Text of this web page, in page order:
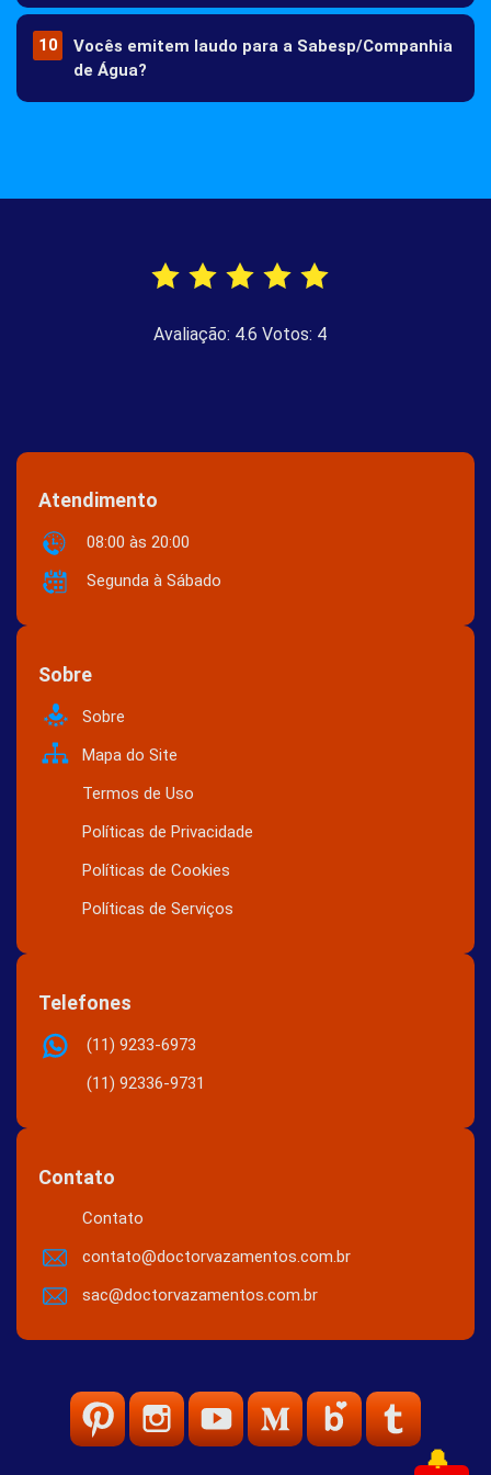
🔔
Com a Câmera Termográfica sim, pois o calor marca a
parede claramente, mostrando o trajeto da água.
Vocês emitem laudo para a Sabesp/Companhia
de Água?
Avaliação: 4.6 Votos: 4
Atendimento
08:00 às 20:00
Segunda à Sábado
Sobre
Sobre
Mapa do Site
Termos de Uso
Políticas de Privacidade
Políticas de Cookies
Políticas de Serviços
Telefones
(11) 9233-6973
(11) 92336-9731
Contato
Contato
contato@doctorvazamentos.com.br
sac@doctorvazamentos.com.br